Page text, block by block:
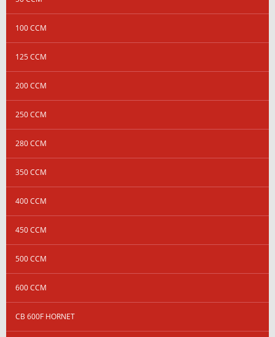
100 CCM
125 CCM
200 CCM
250 CCM
280 CCM
350 CCM
400 CCM
450 CCM
500 CCM
600 CCM
CB 600F HORNET